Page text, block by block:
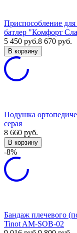
Приспособление
батлер "Комфорт
5 450 руб.8 670 руб.
В корзину
Подушка
серая
8 660 руб.
В корзину
-8%
Бандаж плечевого
Tinot AM-SOB-02